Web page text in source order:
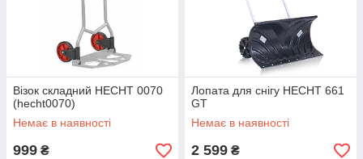
Візок складний HECHT 0070
(hecht0070)
Немає в наявності
999 ₴
Лопата для снігу HECHT 661
GT
Немає в наявності
2 599 ₴